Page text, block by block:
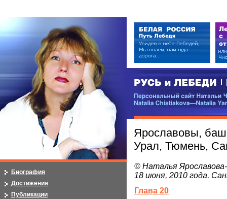
РУСЬ и ЛЕБЕДИ | RUSI —
Персональный сайт Натальи
Ярославовы,
Урал, Тюмень,
© Наталья
18 июня, 2010 года,
Глава 20
Биография
Достижения
Публикации